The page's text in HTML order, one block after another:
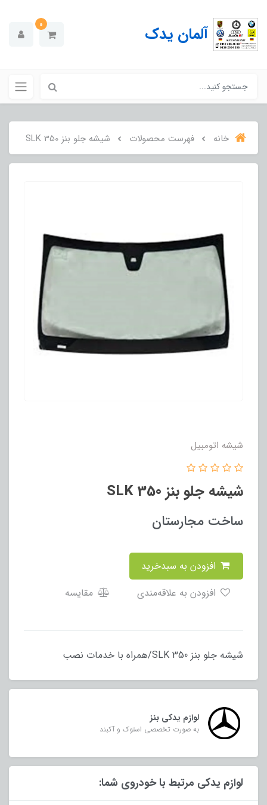
آلمان یدک 0
خانه فهرست محصولات شیشه جلو بنز SLK 350
شیشه اتومبیل
شیشه جلو بنز SLK 350
ساخت مجارستان
مقایسه
شیشه جلو بنز SLK 350/همراه با خدمات نصب
لوازم یدکی بنز
به صورت تخصصی استوک و آکبند
لوازم یدکی مرتبط با خودروی شما: